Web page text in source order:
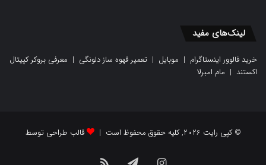
لینک‌های مفید
خرید فالوور اینستاگرام | موبایل | تعمیر قهوه ساز دلونگی | معرفی بروکر کپیتال
اکستند | مام امبرلا
© کپی رایت 2026, کلیه حقوق محفوظ است | قالب طراحی توسط